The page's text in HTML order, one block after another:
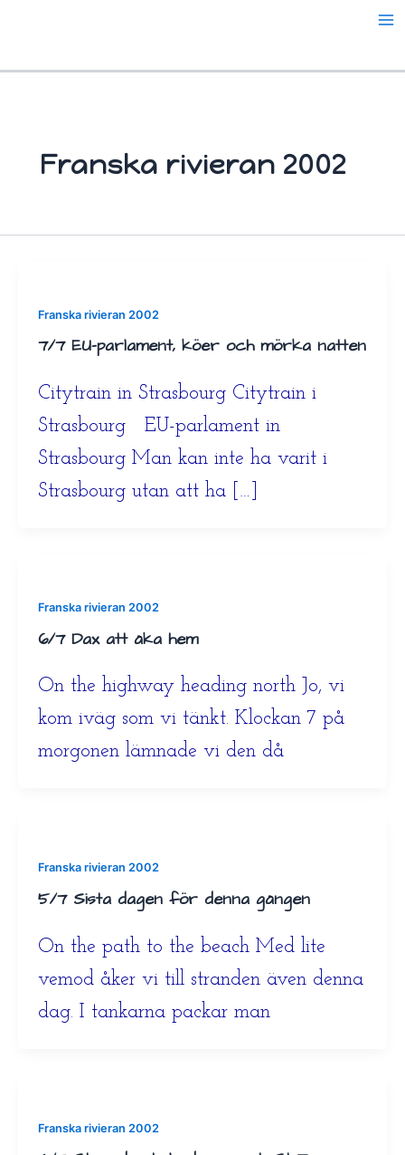
Franska rivieran 2002
Franska rivieran 2002
7/7 EU-parlament, köer och mörka natten
Citytrain in Strasbourg Citytrain i
Strasbourg EU-parlament in
Strasbourg Man kan inte ha varit i
Strasbourg utan att ha […]
Franska rivieran 2002
6/7 Dax att åka hem
On the highway heading north Jo, vi
kom iväg som vi tänkt. Klockan 7 på
morgonen lämnade vi den då
Franska rivieran 2002
5/7 Sista dagen för denna gången
On the path to the beach Med lite
vemod åker vi till stranden även denna
dag. I tankarna packar man
Franska rivieran 2002